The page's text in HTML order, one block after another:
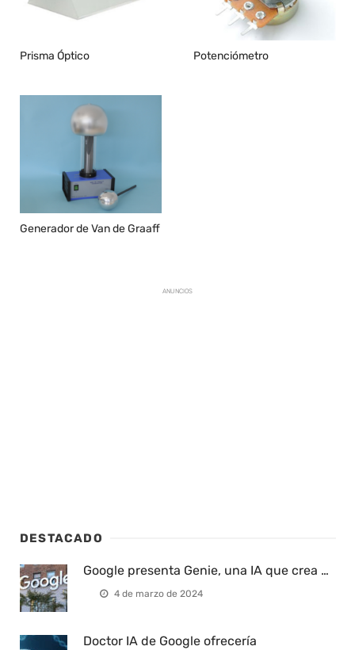
Prisma Óptico Potenciómetro
Generador de Van de Graaff
ANUNCIOS
DESTACADO
Google presenta Genie, una IA que crea …
4 de marzo de 2024
Doctor IA de Google ofrecería